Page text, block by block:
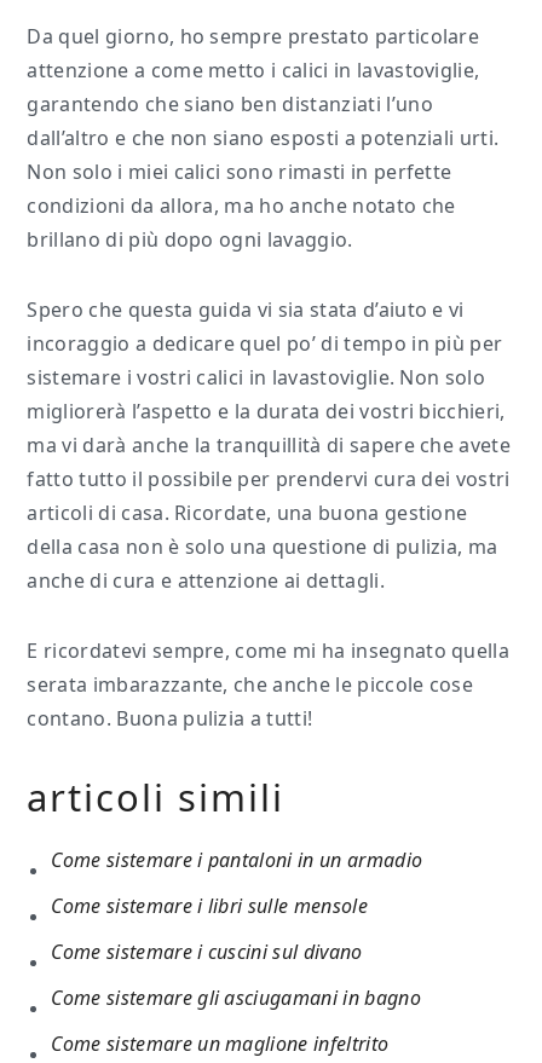
Da quel giorno, ho sempre prestato particolare
attenzione a come metto i calici in lavastoviglie,
garantendo che siano ben distanziati l’uno
dall’altro e che non siano esposti a potenziali urti.
Non solo i miei calici sono rimasti in perfette
condizioni da allora, ma ho anche notato che
brillano di più dopo ogni lavaggio.
Spero che questa guida vi sia stata d’aiuto e vi
incoraggio a dedicare quel po’ di tempo in più per
sistemare i vostri calici in lavastoviglie. Non solo
migliorerà l’aspetto e la durata dei vostri bicchieri,
ma vi darà anche la tranquillità di sapere che avete
fatto tutto il possibile per prendervi cura dei vostri
articoli di casa. Ricordate, una buona gestione
della casa non è solo una questione di pulizia, ma
anche di cura e attenzione ai dettagli.
E ricordatevi sempre, come mi ha insegnato quella
serata imbarazzante, che anche le piccole cose
contano. Buona pulizia a tutti!
articoli simili
Come sistemare i pantaloni in un armadio
Come sistemare i libri sulle mensole
Come sistemare i cuscini sul divano
Come sistemare gli asciugamani in bagno
Come sistemare un maglione infeltrito